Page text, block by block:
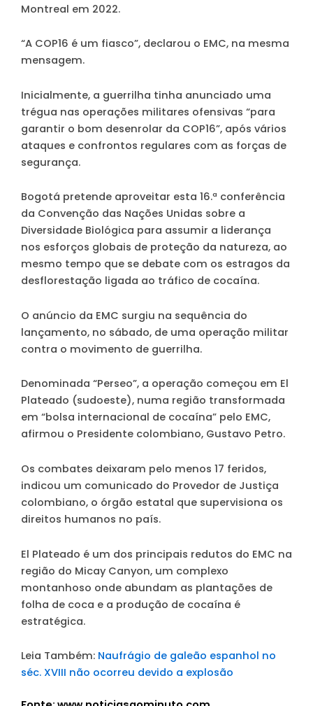
Montreal em 2022.
“A COP16 é um fiasco”, declarou o EMC, na mesma
mensagem.
Inicialmente, a guerrilha tinha anunciado uma
trégua nas operações militares ofensivas “para
garantir o bom desenrolar da COP16”, após vários
ataques e confrontos regulares com as forças de
segurança.
Bogotá pretende aproveitar esta 16.ª conferência
da Convenção das Nações Unidas sobre a
Diversidade Biológica para assumir a liderança
nos esforços globais de proteção da natureza, ao
mesmo tempo que se debate com os estragos da
desflorestação ligada ao tráfico de cocaína.
O anúncio da EMC surgiu na sequência do
lançamento, no sábado, de uma operação militar
contra o movimento de guerrilha.
Denominada “Perseo”, a operação começou em El
Plateado (sudoeste), numa região transformada
em “bolsa internacional de cocaína” pelo EMC,
afirmou o Presidente colombiano, Gustavo Petro.
Os combates deixaram pelo menos 17 feridos,
indicou um comunicado do Provedor de Justiça
colombiano, o órgão estatal que supervisiona os
direitos humanos no país.
El Plateado é um dos principais redutos do EMC na
região do Micay Canyon, um complexo
montanhoso onde abundam as plantações de
folha de coca e a produção de cocaína é
estratégica.
Leia Também: Naufrágio de galeão espanhol no
séc. XVIII não ocorreu devido a explosão